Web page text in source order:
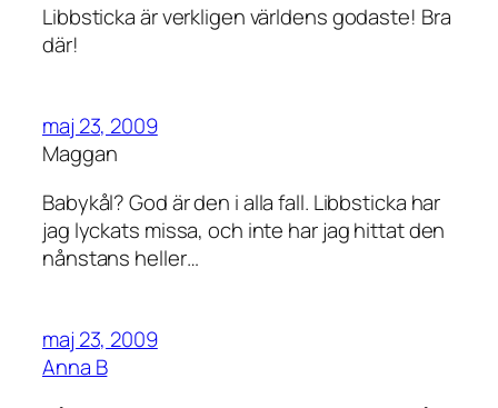
Libbsticka är verkligen världens godaste! Bra
där!
maj 23, 2009
Maggan
Babykål? God är den i alla fall. Libbsticka har
jag lyckats missa, och inte har jag hittat den
nånstans heller…
maj 23, 2009
Anna B